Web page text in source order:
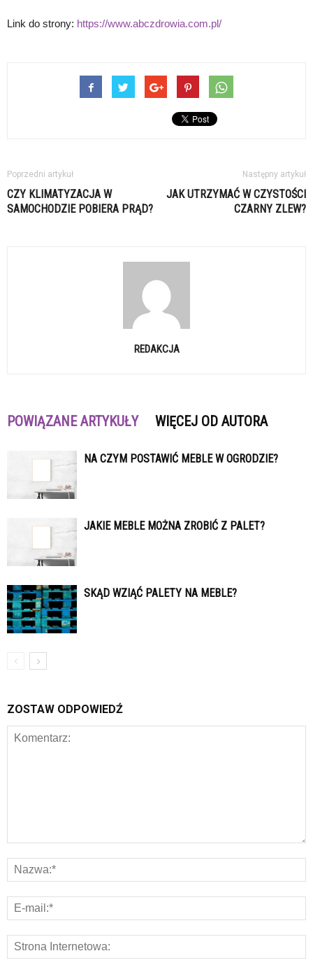
Link do strony: https://www.abczdrowia.com.pl/
Poprzedni artykuł
CZY KLIMATYZACJA W
SAMOCHODZIE POBIERA PRĄD?
Następny artykuł
JAK UTRZYMAĆ W CZYSTOŚCI
CZARNY ZLEW?
REDAKCJA
POWIĄZANE ARTYKUŁY WIĘCEJ OD AUTORA
NA CZYM POSTAWIĆ MEBLE W OGRODZIE?
JAKIE MEBLE MOŻNA ZROBIĆ Z PALET?
SKĄD WZIĄĆ PALETY NA MEBLE?
ZOSTAW ODPOWIEDŹ